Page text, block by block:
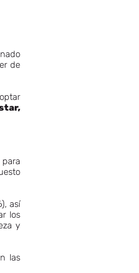
de
así
los
y
las